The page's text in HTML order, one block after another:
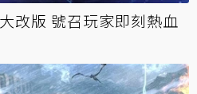
改版 號召玩家即刻熱血